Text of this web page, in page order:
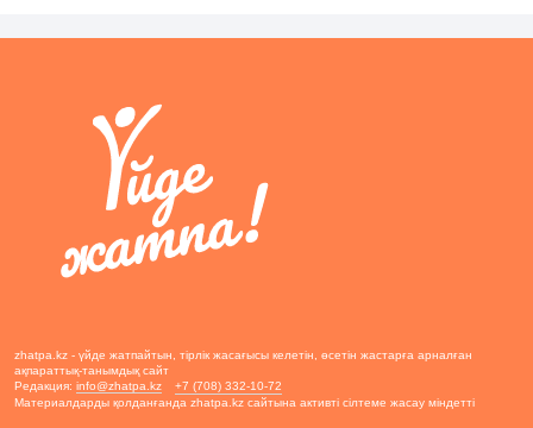
zhatpa.kz - үйде жатпайтын, тірлік жасағысы келетін, өсетін жастарға арналған
ақпараттық-танымдық сайт
Редакция: info@zhatpa.kz
+7 (708) 332-10-72
Материалдарды қолданғанда zhatpa.kz сайтына активті сілтеме жасау міндетті